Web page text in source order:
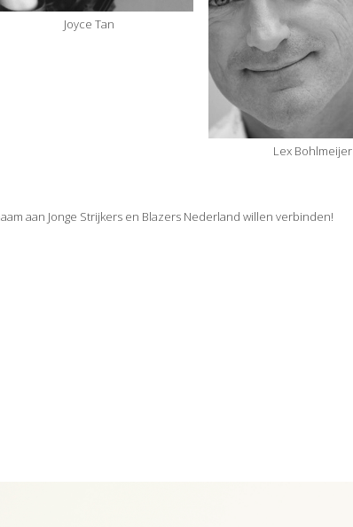
Joyce Tan
Lex Bohlmeijer
aan Jonge Strijkers en Blazers Nederland willen verbinden!